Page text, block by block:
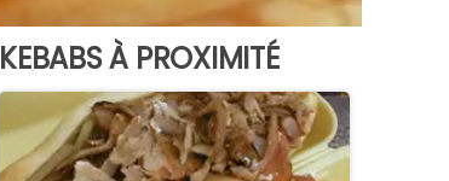
KEBABS À PROXIMITÉ